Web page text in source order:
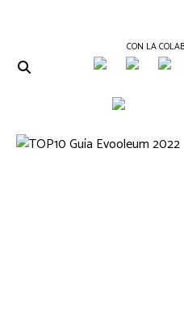
CON LA
GOURMET
JOURNAL
Periódico
Gastronomía